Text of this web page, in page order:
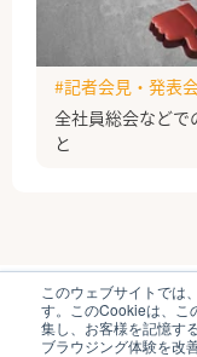
このウェブサイトでは
す。このCookieは、こ
集し、お客様を記憶す
ブラウジング体験を改
全社員総会などで
と
#記者会見・発表
ブイキューブ
個人情報